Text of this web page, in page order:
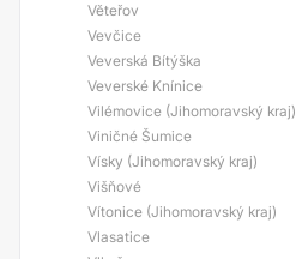
Věteřov
Vevčice
Veverská Bítýška
Veverské Knínice
Vilémovice (Jihomoravský kraj)
Viničné Šumice
Vísky (Jihomoravský kraj)
Višňové
Vítonice (Jihomoravský kraj)
Vlasatice